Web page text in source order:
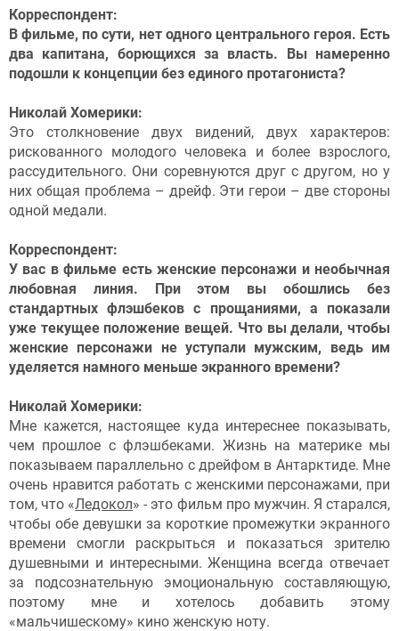
Корреспондент:
В фильме, по сути, нет одного центрального героя. Есть
два капитана, борющихся за власть. Вы намеренно
подошли к концепции без единого протагониста?
Николай Хомерики:
Это столкновение двух видений, двух характеров:
рискованного молодого человека и более взрослого,
рассудительного. Они соревнуются друг с другом, но у
них общая проблема – дрейф. Эти герои – две стороны
одной медали.
Корреспондент:
У вас в фильме есть женские персонажи и необычная
любовная линия. При этом вы обошлись без
стандартных флэшбеков с прощаниями, а показали
уже текущее положение вещей. Что вы делали, чтобы
женские персонажи не уступали мужским, ведь им
уделяется намного меньше экранного времени?
Николай Хомерики:
Мне кажется, настоящее куда интереснее показывать,
чем прошлое с флэшбеками. Жизнь на материке мы
показываем параллельно с дрейфом в Антарктиде. Мне
очень нравится работать с женскими персонажами, при
том, что «Ледокол» - это фильм про мужчин. Я старался,
чтобы обе девушки за короткие промежутки экранного
времени смогли раскрыться и показаться зрителю
душевными и интересными. Женщина всегда отвечает
за подсознательную эмоциональную составляющую,
поэтому мне и хотелось добавить этому
«мальчишескому» кино женскую ноту.